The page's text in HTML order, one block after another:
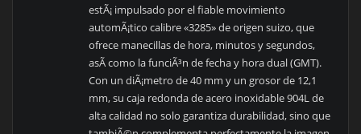
estÃ¡ impulsado por el fiable movimiento
automÃ¡tico calibre «3285» de origen suizo, que
ofrece manecillas de hora, minutos y segundos,
asÃ­ como la funciÃ³n de fecha y hora dual (GMT).
Con un diÃ¡metro de 40 mm y un grosor de 12,1
mm, su caja redonda de acero inoxidable 904L de
alta calidad no solo garantiza durabilidad, sino que